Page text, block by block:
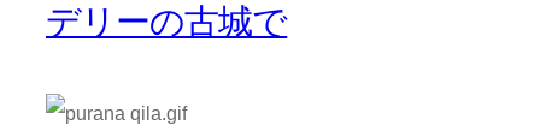
デリーの古城で